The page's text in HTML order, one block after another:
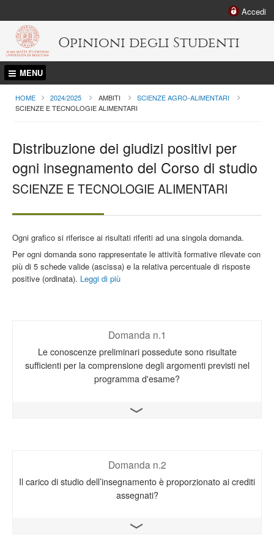
Accedi
Opinioni degli Studenti
MENU
HOME 2024/2025 AMBITI
SCIENZE AGRO-ALIMENTARI
CURRENT:
SCIENZE E TECNOLOGIE ALIMENTARI
Distribuzione dei giudizi positivi per
ogni insegnamento del Corso di studio
SCIENZE E TECNOLOGIE ALIMENTARI
Ogni grafico si riferisce ai risultati riferiti ad una singola domanda.
Per ogni domanda sono rappresentate le attività formative rilevate con
più di 5 schede valide (ascissa) e la relativa percentuale di risposte
positive (ordinata). Leggi di più
Domanda n.1
Le conoscenze preliminari possedute sono risultate
sufficienti per la comprensione degli argomenti previsti nel
programma d'esame?
Apri il grafico
Domanda n.2
Il carico di studio dell’insegnamento è proporzionato ai crediti
assegnati?
Apri il grafico